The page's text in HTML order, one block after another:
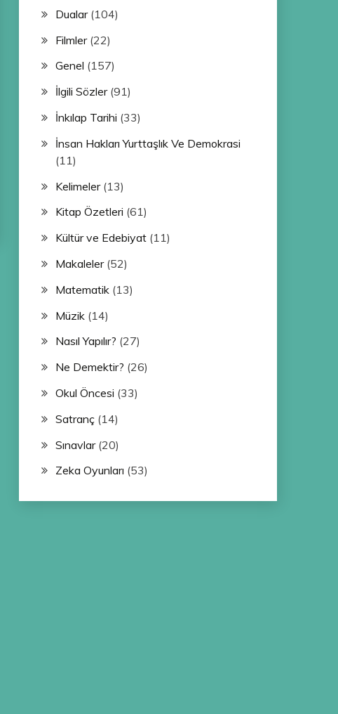
Dualar(104)
Filmler(22)
Genel (157)
İlgili Sözler(91)
İnkılap Tarihi (33)
İnsan Hakları Yurttaşlık Ve Demokrasi
(11)
Kelimeler(13)
Kitap Özetleri (61)
Kültür ve Edebiyat(11)
Makaleler(52)
Matematik(13)
Müzik(14)
Nasıl Yapılır? (27)
Ne Demektir? (26)
Okul Öncesi (33)
Satranç(14)
Sınavlar(20)
Zeka Oyunları (53)